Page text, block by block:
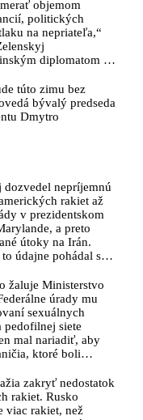
vraj odkloniť
za tento
pre Orbána a
stráca pôdu pod
neprispôsobia
tvrdí Pavol Slota
ústavných
Fica, ochrane
strážcov
úspešnej
politikov, médií a
pokus zavraždiť
ktorý bol
atentátu na
politických
Fica, keď sa za
a dehumanizovali
objemom
politických
na nepriateľa,“
diplomatom v
protiraketové
túto zimu bez
bývalý predseda
Dmytro
dozvedel nepríjemnú
rakiet až
v prezidentskom
a preto
útoky na Irán.
údajne pohádal so
žaluje Ministerstvo
úrady mu
sexuálnych
pedofilnej siete
mal nariadiť, aby
ktoré boli
ranča v tomto
zakryť nedostatok
rakiet. Rusko
viac rakiet, než